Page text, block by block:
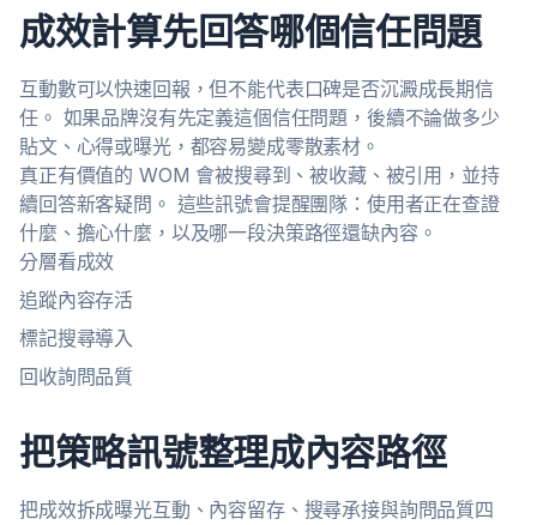
成效計算先回答哪個信任問題
互動數可以快速回報，但不能代表口碑是否沉澱成長期信
任。 如果品牌沒有先定義這個信任問題，後續不論做多少
貼文、心得或曝光，都容易變成零散素材。
真正有價值的 WOM 會被搜尋到、被收藏、被引用，並持
續回答新客疑問。 這些訊號會提醒團隊：使用者正在查證
什麼、擔心什麼，以及哪一段決策路徑還缺內容。
分層看成效
追蹤內容存活
標記搜尋導入
回收詢問品質
把策略訊號整理成內容路徑
把成效拆成曝光互動、內容留存、搜尋承接與詢問品質四